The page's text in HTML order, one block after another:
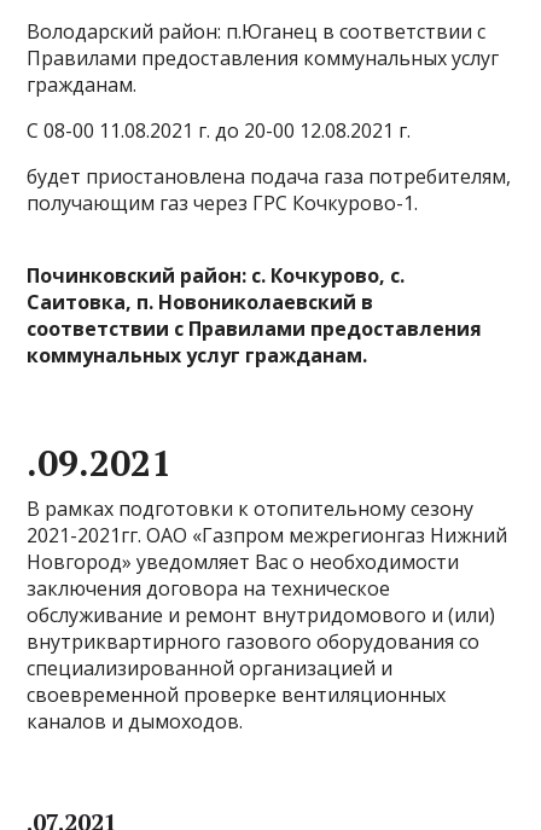
Володарский район: п.Юганец в соответствии с
Правилами предоставления коммунальных услуг
гражданам.
С 08-00 11.08.2021 г. до 20-00 12.08.2021 г.
будет приостановлена подача газа потребителям,
получающим газ через ГРС Кочкурово-1.
Починковский район: с. Кочкурово, с.
Саитовка, п. Новониколаевский в
соответствии с Правилами предоставления
коммунальных услуг гражданам.
.09.2021
В рамках подготовки к отопительному сезону
2021-2021гг. ОАО «Газпром межрегионгаз Нижний
Новгород» уведомляет Вас о необходимости
заключения договора на техническое
обслуживание и ремонт внутридомового и (или)
внутриквартирного газового оборудования со
специализированной организацией и
своевременной проверке вентиляционных
каналов и дымоходов.
.07.2021